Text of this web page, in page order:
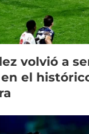
volvió a
el